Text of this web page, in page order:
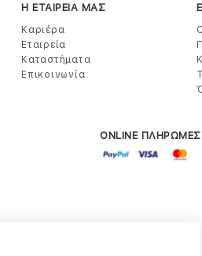
Η ΕΤΑΙΡΕΙΑ ΜΑΣ
Καριέρα
Εταιρεία
Καταστήματα
Επικοινωνία
ONLINE ΠΛΗΡΩΜΕΣ